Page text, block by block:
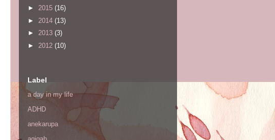
► 2015 (16)
► 2014 (13)
► 2013 (3)
► 2012 (10)
Label
a day in my life
ADHD
anekarupa